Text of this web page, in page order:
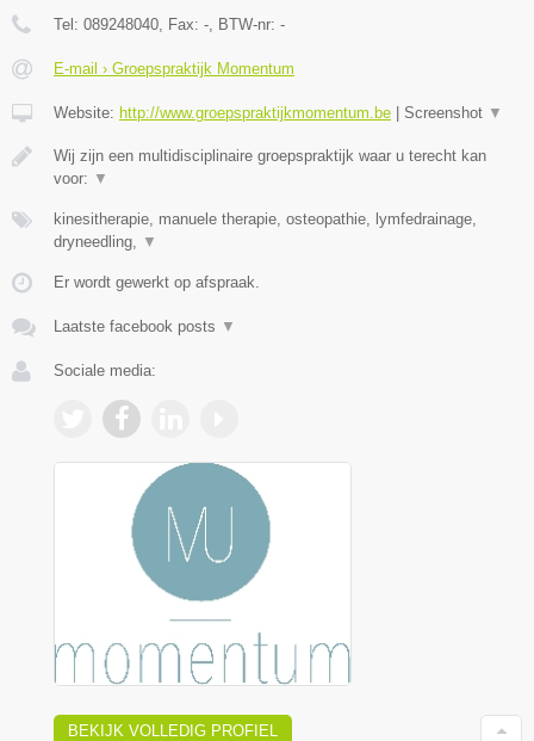
Tel: 089248040, Fax: -, BTW-nr: -
E-mail › Groepspraktijk Momentum
Website: http://www.groepspraktijkmomentum.be Screenshot ▼
Wij zijn een multidisciplinaire groepspraktijk waar u terecht kan
voor: ▼
kinesitherapie, manuele therapie, osteopathie, lymfedrainage,
dryneedling, ▼
Er wordt gewerkt op afspraak.
Laatste facebook posts ▼
Sociale media:
BEKIJK VOLLEDIG PROFIEL